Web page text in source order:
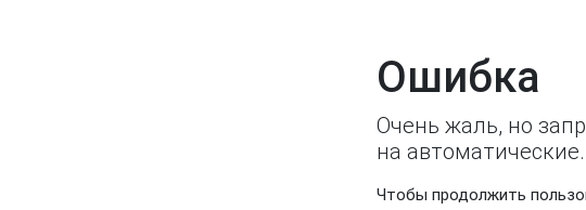
Ошибка
Очень жаль, но
на автоматические.
Чтобы продолжить